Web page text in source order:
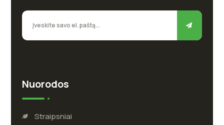
Nuorodos
Straipsniai